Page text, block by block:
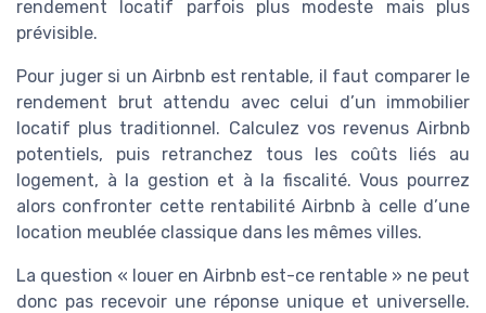
rendement locatif parfois plus modeste mais plus
prévisible.
Pour juger si un Airbnb est rentable, il faut comparer le
rendement brut attendu avec celui d’un immobilier
locatif plus traditionnel. Calculez vos revenus Airbnb
potentiels, puis retranchez tous les coûts liés au
logement, à la gestion et à la fiscalité. Vous pourrez
alors confronter cette rentabilité Airbnb à celle d’une
location meublée classique dans les mêmes villes.
La question « louer en Airbnb est-ce rentable » ne peut
donc pas recevoir une réponse unique et universelle.